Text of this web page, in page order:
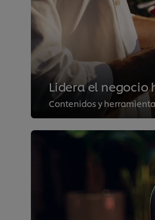
Lidera el negocio
Contenidos y